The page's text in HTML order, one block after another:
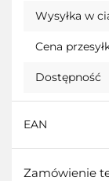
Wysyłka w
Cena
Dostępność
EAN
Zamówienie